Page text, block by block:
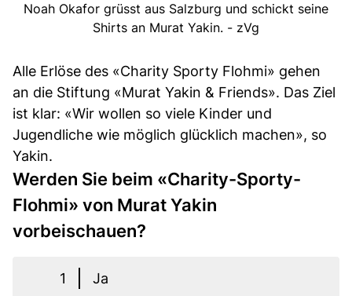
Noah Okafor grüsst aus Salzburg und schickt seine
Shirts an Murat Yakin. - zVg
Alle Erlöse des «Charity Sporty Flohmi» gehen
an die Stiftung «Murat Yakin & Friends». Das Ziel
ist klar: «Wir wollen so viele Kinder und
Jugendliche wie möglich glücklich machen», so
Yakin.
Werden Sie beim «Charity-Sporty-
Flohmi» von Murat Yakin
vorbeischauen?
1 Ja